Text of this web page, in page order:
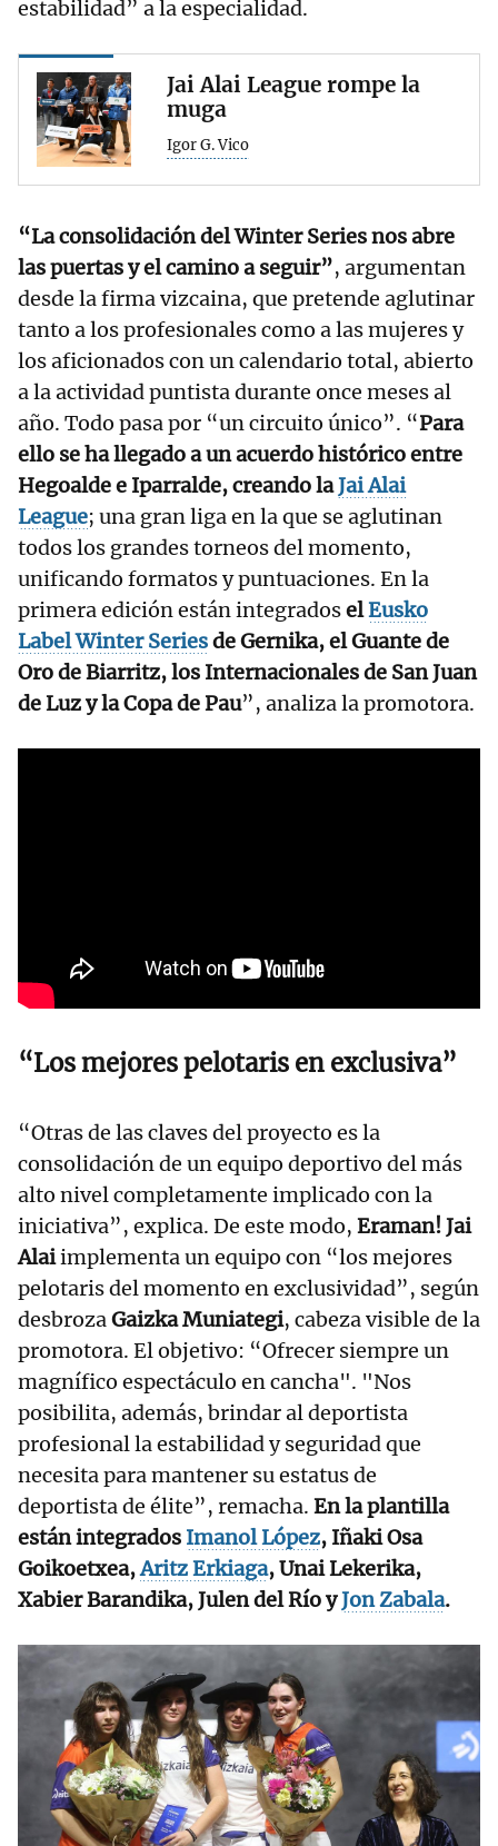
estabilidad” a la especialidad.
Jai Alai League rompe la
muga
Igor G. Vico
“La consolidación del Winter Series nos abre
las puertas y el camino a seguir”, argumentan
desde la firma vizcaina, que pretende aglutinar
tanto a los profesionales como a las mujeres y
los aficionados con un calendario total, abierto
a la actividad puntista durante once meses al
año. Todo pasa por “un circuito único”. “Para
ello se ha llegado a un acuerdo histórico entre
Hegoalde e Iparralde, creando laJai Alai
League; una gran liga en la que se aglutinan
todos los grandes torneos del momento,
unificando formatos y puntuaciones. En la
primera edición están integradoselEusko
Label Winter Seriesde Gernika, el Guante de
Oro de Biarritz, los Internacionales de San Juan
de Luz y la Copa de Pau”, analiza la promotora.
“Los mejores pelotaris en exclusiva”
“Otras de las claves del proyecto es la
consolidación de un equipo deportivo del más
alto nivel completamente implicado con la
iniciativa”, explica. De este modo, Eraman! Jai
Alaiimplementa un equipo con “los mejores
pelotaris del momento en exclusividad”, según
desbrozaGaizka Muniategi, cabeza visible de la
promotora. El objetivo: “Ofrecer siempre un
magnífico espectáculo en cancha". "Nos
posibilita, además, brindar al deportista
profesional la estabilidad y seguridad que
necesita para mantener su estatus de
deportista de élite”, remacha. En la plantilla
están integrados Imanol López, Iñaki Osa
Goikoetxea,Aritz Erkiaga, Unai Lekerika,
Xabier Barandika, Julen del Río yJon Zabala.